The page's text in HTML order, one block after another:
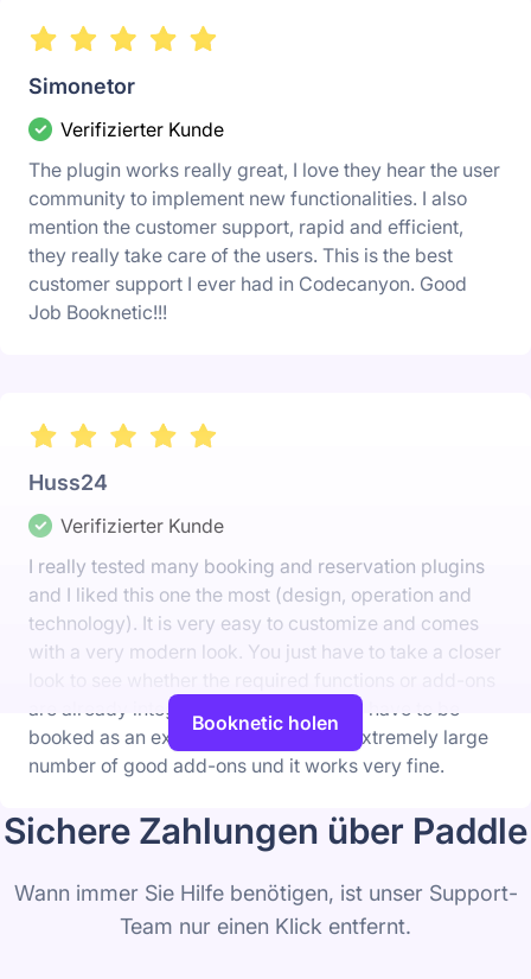
Simonetor
Verifizierter Kunde
The plugin works really great, I love they hear the user
community to implement new functionalities. I also
mention the customer support, rapid and efficient,
they really take care of the users. This is the best
customer support I ever had in Codecanyon. Good
Job Booknetic!!!
Huss24
Verifizierter Kunde
I really tested many booking and reservation plugins
and I liked this one the most (design, operation and
technology). It is very easy to customize and comes
with a very modern look. You just have to take a closer
are already integrated or whether they have to be
booked as an extra add-on. It has an extremely large
number of good add-ons und it works very fine.
Booknetic holen
Sichere Zahlungen über Paddle
Wann immer Sie Hilfe benötigen, ist unser Support-
Team nur einen Klick entfernt.